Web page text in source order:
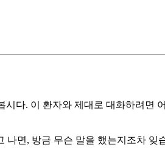
다. 이 환자와 제대로 대화하려면
나면, 방금 무슨 말을 했는지조차 잊